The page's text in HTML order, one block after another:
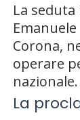
La
Emanuele
Corona,
operare
nazionale.
La